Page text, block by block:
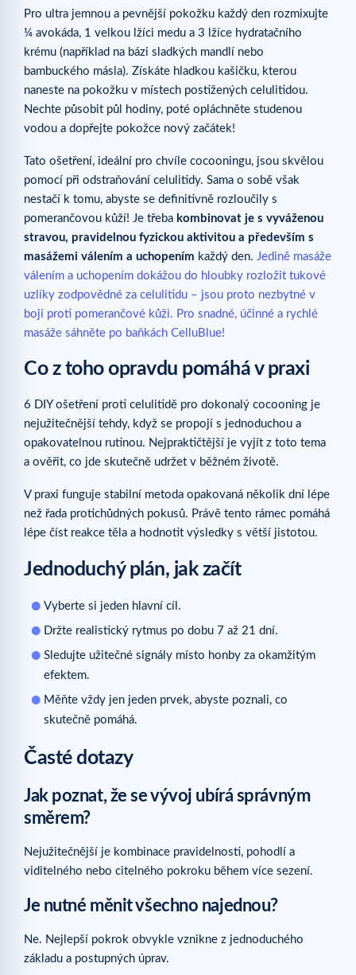
Pro ultra jemnou a pevnější pokožku každý den rozmixujte
¼ avokáda, 1 velkou lžíci medu a 3 lžíce hydratačního
krému (například na bázi sladkých mandlí nebo
bambuckého másla). Získáte hladkou kašičku, kterou
naneste na pokožku v místech postižených celulitidou.
Nechte působit půl hodiny, poté opláchněte studenou
vodou a dopřejte pokožce nový začátek!
Tato ošetření, ideální pro chvíle cocooningu, jsou skvělou
pomocí při odstraňování celulitidy. Sama o sobě však
nestačí k tomu, abyste se definitivně rozloučily s
pomerančovou kůží! Je třeba kombinovat je s vyváženou
stravou, pravidelnou fyzickou aktivitou a především s
masážemi válením a uchopením každý den. Jedině masáže
válením a uchopením dokážou do hloubky rozložit tukové
uzlíky zodpovědné za celulitidu – jsou proto nezbytné v
boji proti pomerančové kůži. Pro snadné, účinné a rychlé
masáže sáhněte po baňkách CelluBlue!
Co z toho opravdu pomáhá v praxi
6 DIY ošetření proti celulitidě pro dokonalý cocooning je
nejužitečnější tehdy, když se propojí s jednoduchou a
opakovatelnou rutinou. Nejpraktičtější je vyjít z toto tema
a ověřit, co jde skutečně udržet v běžném životě.
V praxi funguje stabilní metoda opakovaná několik dní lépe
než řada protichůdných pokusů. Právě tento rámec pomáhá
lépe číst reakce těla a hodnotit výsledky s větší jistotou.
Jednoduchý plán, jak začít
Vyberte si jeden hlavní cíl.
Držte realistický rytmus po dobu 7 až 21 dní.
Sledujte užitečné signály místo honby za okamžitým
efektem.
Měňte vždy jen jeden prvek, abyste poznali, co
skutečně pomáhá.
Časté dotazy
Jak poznat, že se vývoj ubírá správným
směrem?
Nejužitečnější je kombinace pravidelnosti, pohodlí a
viditelného nebo citelného pokroku během více sezení.
Je nutné měnit všechno najednou?
Ne. Nejlepší pokrok obvykle vznikne z jednoduchého
základu a postupných úprav.